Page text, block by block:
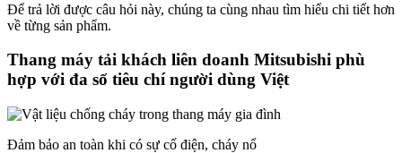
Để trả lời được câu hỏi này, chúng ta cùng nhau tìm hiểu chi tiết hơn
về từng sản phẩm.
Thang máy tải khách liên doanh Mitsubishi phù
hợp với đa số tiêu chí người dùng Việt
Đảm bảo an toàn khi có sự cố điện, cháy nổ